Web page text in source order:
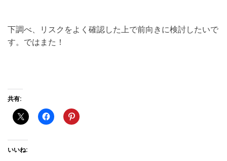
下調べ、リスクをよく確認した上で前向きに検討したいで
す。ではまた！
共有:
いいね: